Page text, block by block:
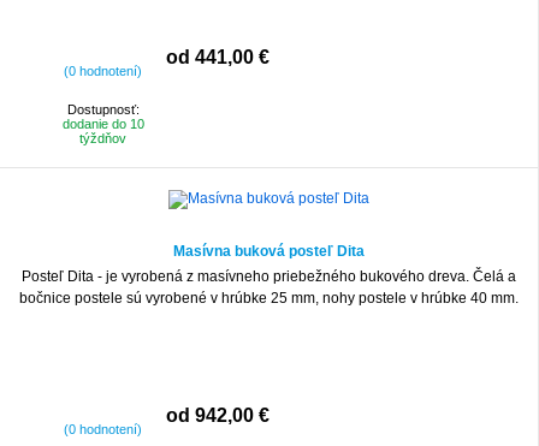
(0 hodnotení)
Dostupnosť:
dodanie do 10
týždňov
od 441,00 €
Masívna buková posteľ Dita
Posteľ Dita - je vyrobená z masívneho priebežného bukového dreva. Čelá a
bočnice postele sú vyrobené v hrúbke 25 mm, nohy postele v hrúbke 40 mm.
(0 hodnotení)
od 942,00 €